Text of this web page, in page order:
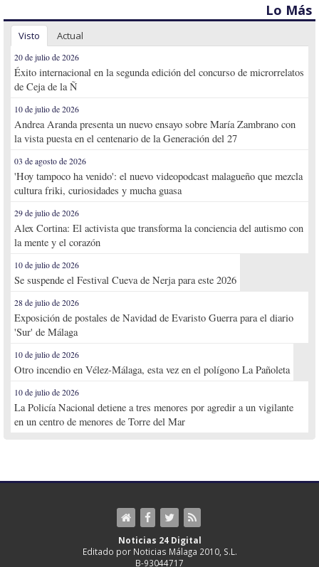
Lo Más
Visto Actual
20 de julio de 2026
Éxito internacional en la segunda edición del concurso de microrrelatos
de Ceja de la Ñ
10 de julio de 2026
Andrea Aranda presenta un nuevo ensayo sobre María Zambrano con
la vista puesta en el centenario de la Generación del 27
03 de agosto de 2026
'Hoy tampoco ha venido': el nuevo videopodcast malagueño que mezcla
cultura friki, curiosidades y mucha guasa
29 de julio de 2026
Alex Cortina: El activista que transforma la conciencia del autismo con
la mente y el corazón
10 de julio de 2026
Se suspende el Festival Cueva de Nerja para este 2026
28 de julio de 2026
Exposición de postales de Navidad de Evaristo Guerra para el diario
'Sur' de Málaga
10 de julio de 2026
Otro incendio en Vélez-Málaga, esta vez en el polígono La Pañoleta
10 de julio de 2026
La Policía Nacional detiene a tres menores por agredir a un vigilante
en un centro de menores de Torre del Mar
Noticias 24 Digital
Editado por Noticias Málaga 2010, S.L.
B-93044717